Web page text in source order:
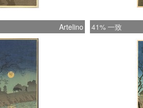
Artelino 41% 一致